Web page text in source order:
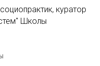
куратор
Школы